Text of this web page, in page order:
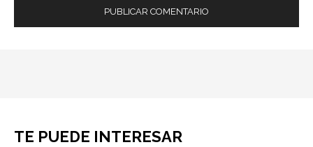
TE PUEDE INTERESAR